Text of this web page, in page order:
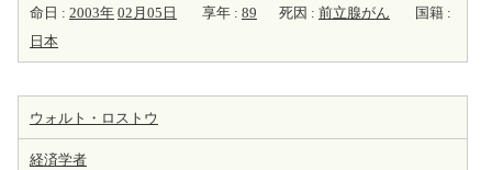
命日 : 2003年 02月05日 享年 : 89 死因 : 前立腺がん
国籍 :
日本
ウォルト・ロストウ
経済学者